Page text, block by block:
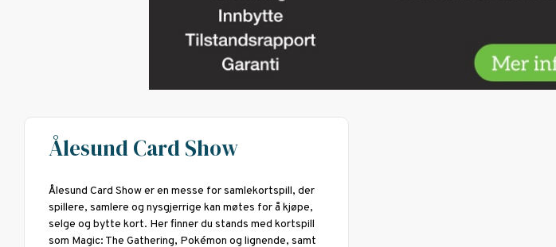
Ålesund Card Show
Ålesund Card Show er en messe for samlekortspill, der
spillere, samlere og nysgjerrige kan møtes for å kjøpe,
selge og bytte kort. Her finner du stands med kortspill
som Magic: The Gathering, Pokémon og lignende, samt